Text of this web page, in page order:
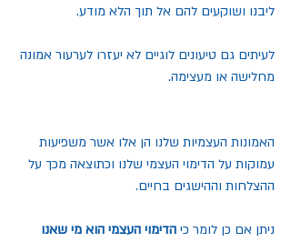
ליבנו ושוקעים להם אל תוך הלא מודע.
לעיתים גם טיעונים לוגיים לא יעזרו לערעור אמונה
מחלישה או מעצימה.
האמונות העצמיות שלנו הן אלו אשר משפיעות
עמוקות על הדימוי העצמי שלנו וכתוצאה מכך על
ההצלחות וההישגים בחיים.
ניתן אם כן לומר כי הדימוי העצמי הוא מי שאנו